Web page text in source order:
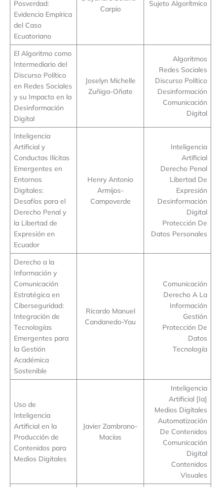
Posverdad:
Evidencia Empírica
del Caso
Ecuatoriano
Carpio
Sujeto Algorítmico
El Algoritmo como
Intermediario del
Discurso Político
en Redes Sociales
y su Impacto en la
Desinformación
Digital
Joselyn Michelle
Zuñiga-Oñate
Algoritmos
Redes Sociales
Discurso Político
Desinformación
Comunicación
Digital
Inteligencia
Artificial y
Conductas Ilícitas
Emergentes en
Entornos
Digitales:
Desafíos para el
Derecho Penal y
la Libertad de
Expresión en
Ecuador
Henry Antonio
Armijos-
Campoverde
Inteligencia
Artificial
Derecho Penal
Libertad De
Expresión
Desinformación
Digital
Protección De
Datos Personales
Derecho a la
Información y
Comunicación
Estratégica en
Ciberseguridad:
Integración de
Tecnologías
Emergentes para
la Gestión
Académica
Sostenible
Ricardo Manuel
Candanedo-Yau
Comunicación
Derecho A La
Información
Gestión
Protección De
Datos
Tecnología
Uso de
Inteligencia
Artificial en la
Producción de
Contenidos para
Medios Digitales
Javier Zambrano-
Macías
Inteligencia
Artificial [Ia]
Medios Digitales
Automatización
De Contenidos
Comunicación
Digital
Contenidos
Visuales